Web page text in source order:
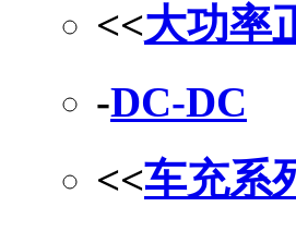
<<大功率
-DC-DC
<<车充系